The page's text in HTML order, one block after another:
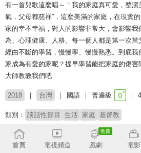
有一首兒歌這麼唱～＂我的家庭真可愛，整
氣，父母都慈祥”，這麼美滿的家庭，在現實
家的幸不幸福，對人的影響非常大，會影響
為、心理健康、人格。每一個人都是第一次
經由不斷的學習，慢慢學、慢慢熟悉。到底
家成為有愛的家呢？提早學習能把家庭的傷
大師教教我們吧
2018 台灣 國語 普遍級
類別： 談話性節目 生活 家庭 基督教
來賓： 楊羽霓 黃迺毓 簡春安 黎詩彥
首頁 電視頻道 戲劇 電影